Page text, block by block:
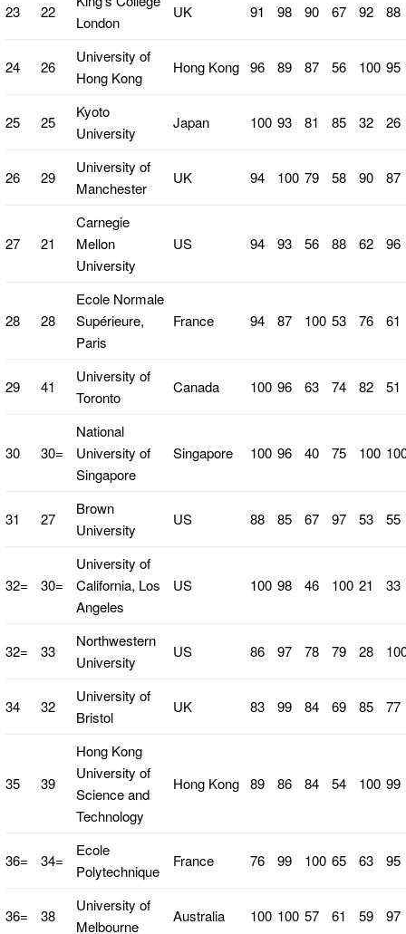
23 22
London
UK 91 98 90 67 92 88
24 26
University of
Hong Kong
Hong Kong 96 89 87 56 100 95
25 25
Kyoto
University
Japan 100 93 81 85 32 26
26 29
University of
Manchester
UK 94 100 79 58 90 87
27 21
Carnegie
Mellon
University
US 94 93 56 88 62 96
28 28
Ecole Normale
Supérieure,
Paris
France 94 87 100 53 76 61
29 41
University of
Toronto
Canada 100 96 63 74 82 51
30 30=
National
University of
Singapore
Singapore 100 96 40 75 100
31 27
Brown
University
US 88 85 67 97 53 55
32= 30=
University of
California, Los
Angeles
US 100 98 46 100 21 33
32= 33
Northwestern
University
US 86 97 78 79 28
34 32
University of
Bristol
UK 83 99 84 69 85 77
35 39
Hong Kong
University of
Science and
Technology
Hong Kong 89 86 84 54 100 99
36= 34=
Ecole
Polytechnique
France 76 99 100 65 63 95
36= 38
University of
Melbourne
Australia 100 100 57 61 59 97